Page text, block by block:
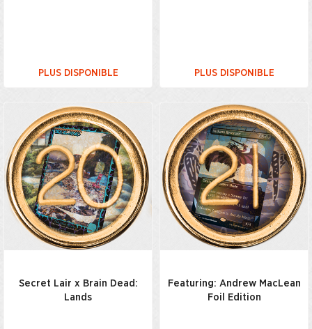
PLUS DISPONIBLE PLUS DISPONIBLE
Secret Lair x Brain Dead:
Lands
Featuring: Andrew MacLean
Foil Edition